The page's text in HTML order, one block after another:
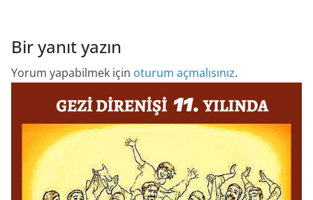
Bir yanıt yazın
Yorum yapabilmek için oturum açmalısınız.